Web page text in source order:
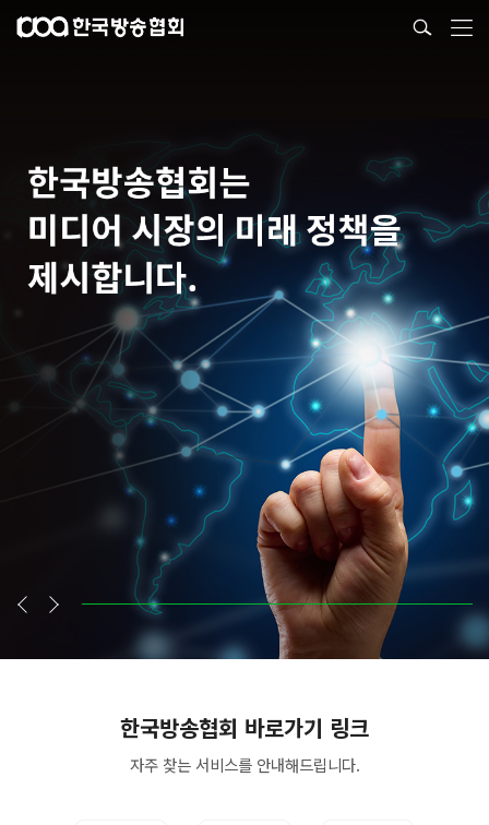
한국방송협회 바로가기 링크
자주 찾는 서비스를안내해드립니다.